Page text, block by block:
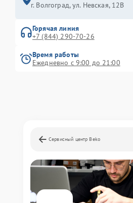
г. Волгоград, ул. Невская, 12В
Горячая линия
+7 (844) 290-70-26
Время работы
Ежедневно с 9:00 до 21:00
Сервисный центр Beko